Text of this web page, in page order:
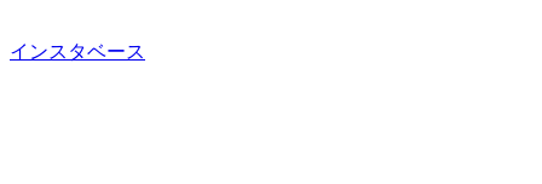
インスタベース